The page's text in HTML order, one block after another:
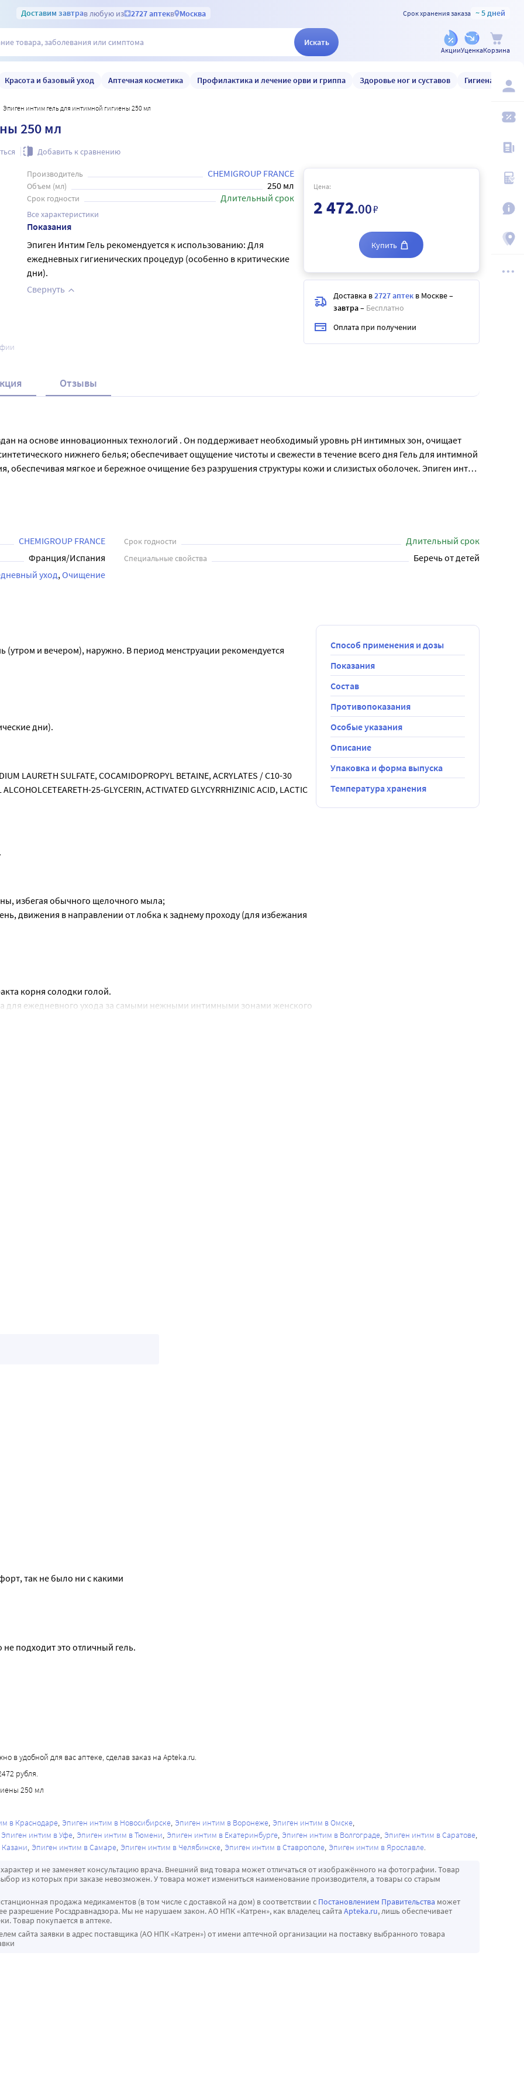
Доставим завтрав любую из 2727 аптекв Москва Срок хранения заказа ~ 5 дней
Искать
АкцииУценкаКорзина
Красота и базовый уход Аптечная косметика Профилактика и лечение орви и гриппа Здоровье ног и суставов Гигиена и уход
Эпиген интим гель для интимной гигиены 250 мл
250 мл
Добавить к сравнению
Производитель CHEMIGROUP FRANCE
Объем (мл) 250 мл
Срок годности Длительный срок
Все характеристики
Показания
Эпиген Интим Гель рекомендуется к использованию: Для
ежедневных гигиенических процедур (особенно в критические
дни).
Свернуть
Цена:
2 472.00₽
Купить
Доставка в2727 аптек в Москве–
завтра– Бесплатно
Оплата при получении
Отзывы
на основе инновационных технологий . Он поддерживает необходимый уровнь рН интимных зон, очищает
нижнего белья; обеспечивает ощущение чистоты и свежести в течение всего дня Гель для интимной
обеспечивая мягкое и бережное очищение без разрушения структуры кожи и слизистых оболочек. Эпиген интим
здоровья интимных органов.  Объем флакона – 250 мл.
CHEMIGROUP FRANCE Срок годности Длительный срок
Франция/Испания Специальные свойства Беречь от детей
уход Очищение
(утром и вечером), наружно. В период менструации рекомендуется
дни).
LAURETH SULFATE, COCAMIDOPROPYL BETAINE, ACRYLATES / C10-30
25-GLYCERIN, ACTIVATED GLYCYRRHIZINIC ACID, LACTIC
избегая обычного щелочного мыла;
движения в направлении от лобка к заднему проходу (для избежания
движения промокательные;
под душем, не стоит купаться в бассейнах, водоемах;
оставлять во влагалище более 4 часов;
особое внимание интимной гигиене.
корня солодки голой.
для ежедневного ухода за самыми нежными интимными зонами женского
кислоту, получаемую из корня растительного сырья (экстракт корня
кислота.
Гель:
использования ежедневных прокладок, синтетического нижнего
и урологических заболеваний Эпиген Интим Гель способствует
средств.
для стрингов, а также средств для эпиляции в зоне бикини. Эпиген
интимных мест.
Интим Гель препятствует нарушению естественной микрофлоры и
и снижением на этом фоне иммунитета во влагалище.
слизистую оболочку наружных половых органов, дарит ощущение
Интим Геля поможет поддержать интимную микрофлору, повысить
воспалений, возможных на фоне естественного изменения
Способ применения и дозы
Показания
Состав
Противопоказания
Особые указания
Описание
Упаковка и форма выпуска
Температура хранения
так не было ни с какими
подходит это отличный гель.
в удобной для вас аптеке, сделав заказ на Apteka.ru.
рубля.
250 мл
в Краснодаре Эпиген интим в Новосибирске Эпиген интим в Воронеже Эпиген интим в Омске
Эпиген интим в Уфе Эпиген интим в Тюмени Эпиген интим в Екатеринбурге Эпиген интим в Волгограде Эпиген интим в Саратове
Эпиген интим в Самаре Эпиген интим в Челябинске Эпиген интим в Ставрополе Эпиген интим в Ярославле
и не заменяет консультацию врача. Внешний вид товара может отличаться от изображённого на фотографии. Товар
из которых при заказе невозможен. У товара может измениться наименование производителя, а товары со старым
продажа медикаментов (в том числе с доставкой на дом) в соответствии с Постановлением Правительства может
разрешение Росздравнадзора. Мы не нарушаем закон. АО НПК «Катрен», как владелец сайта Apteka.ru, лишь обеспечивает
Товар покупается в аптеке.
сайта заявки в адрес поставщика (АО НПК «Катрен») от имени аптечной организации на поставку выбранного товара